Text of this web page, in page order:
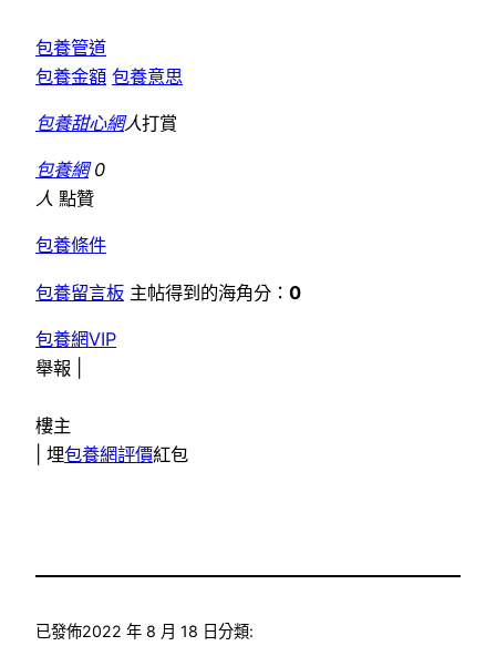
包養管道
包養金額 包養意思
包養甜心網人打賞
包養網0
人 點贊
包養條件
包養留言板 主帖得到的海角分： 0
包養網VIP
舉報 |
樓主
埋包養網評價紅包
已發佈2022 年 8 月 18 日分類: